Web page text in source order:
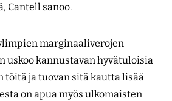
Cantell sanoo.
marginaaliverojen
uskoo kannustavan hyvätuloisia
töitä ja tuovan sitä kautta lisää
on apua myös ulkomaisten